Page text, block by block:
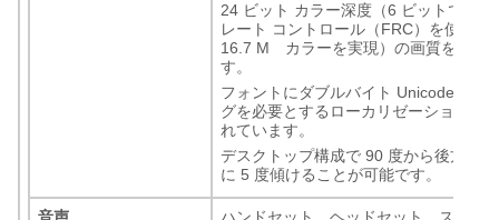
24 ビット カラー深度（6 ビットで高速
レート コントロール（FRC）を使用し
16.7 M カラーを実現）の画質を実現
す。
フォントにダブルバイト Unicode エン
グを必要とするローカリゼーションも
れています。
デスクトップ構成で 90 度から後方に
に 5 度傾けることが可能です。